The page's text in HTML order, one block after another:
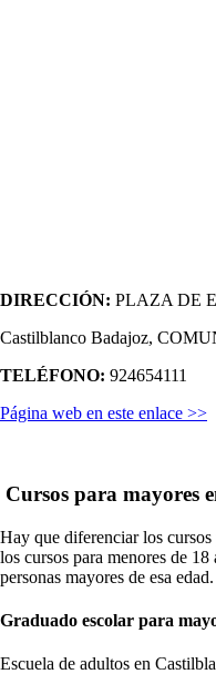
DIRECCIÓN: PLAZA DE
Castilblanco Badajoz,
TELÉFONO: 924654111
Página web en este enlace >>
Cursos para mayores
Hay que diferenciar los
los cursos para menores de
personas mayores de esa edad.
Graduado escolar para
Escuela de adultos en